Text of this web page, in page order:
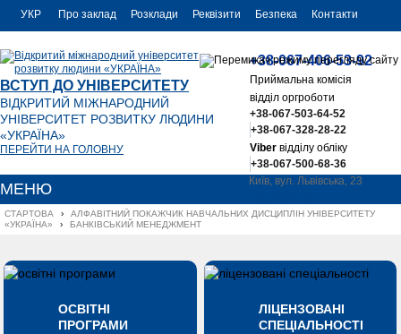
УКР
ENG
Про заклад Розклади Реквізити Безпека Контакти
ВСТУП ДО УНІВЕРСИТЕТУ
ВІДКРИТИЙ МІЖНАРОДНИЙ
УНІВЕРСИТЕТ РОЗВИТКУ ЛЮДИНИ
«УКРАЇНА»
ПЕРЕЙТИ НА ГОЛОВНУ
+38-067-406-53-92
Приймальна комісія
відділ оргроботи
+38-067-503-64-52
+38-067-328-28-22
Viberвідділу обліку
+38-067-500-68-36
Київ, вул. Львівська, 23
МЕНЮ
СТАРТОВА ›
АЛФАВІТНИЙ ПОКАЖЧИК НАВЧАЛЬНИХ ДИСЦИПЛІН УНІВЕРСИТЕТУ
«УКРАЇНА»
› БАНКІВСЬКИЙ МЕНЕДЖМЕНТ
ОСВІТНІ
ПРОГРАМИ
ЛІЦЕНЗОВАНІ
СПЕЦІАЛЬНОСТІ